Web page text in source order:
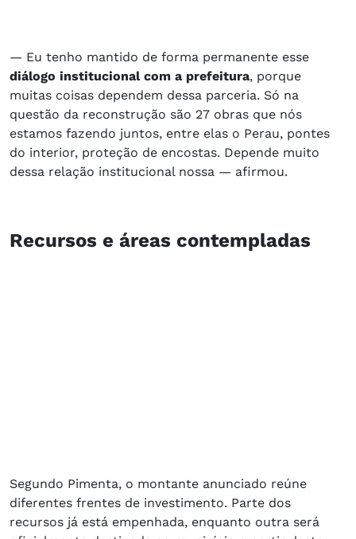
— Eu tenho mantido de forma permanente esse
diálogo institucional com a prefeitura, porque
muitas coisas dependem dessa parceria. Só na
questão da reconstrução são 27 obras que nós
estamos fazendo juntos, entre elas o Perau, pontes
do interior, proteção de encostas. Depende muito
dessa relação institucional nossa — afirmou.
Recursos e áreas contempladas
Segundo Pimenta, o montante anunciado reúne
diferentes frentes de investimento. Parte dos
recursos já está empenhada, enquanto outra será